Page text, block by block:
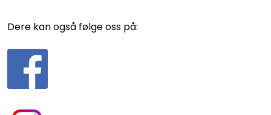
Dere kan også følge oss på: